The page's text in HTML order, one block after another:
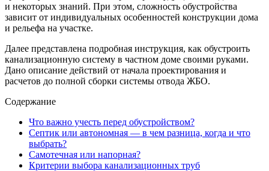
и некоторых знаний. При этом, сложность обустройства
зависит от индивидуальных особенностей конструкции дома
и рельефа на участке.
Далее представлена подробная инструкция, как обустроить
канализационную систему в частном доме своими руками.
Дано описание действий от начала проектирования и
расчетов до полной сборки системы отвода ЖБО.
Содержание
Что важно учесть перед обустройством?
Септик или автономная — в чем разница, когда и что
выбрать?
Самотечная или напорная?
Критерии выбора канализационных труб